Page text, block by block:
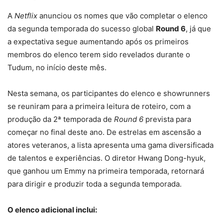
A Netflix anunciou os nomes que vão completar o elenco
da segunda temporada do sucesso global Round 6, já que
a expectativa segue aumentando após os primeiros
membros do elenco terem sido revelados durante o
Tudum, no início deste mês.
Nesta semana, os participantes do elenco e showrunners
se reuniram para a primeira leitura de roteiro, com a
produção da 2ª temporada de Round 6 prevista para
começar no final deste ano. De estrelas em ascensão a
atores veteranos, a lista apresenta uma gama diversificada
de talentos e experiências. O diretor Hwang Dong-hyuk,
que ganhou um Emmy na primeira temporada, retornará
para dirigir e produzir toda a segunda temporada.
O elenco adicional inclui: